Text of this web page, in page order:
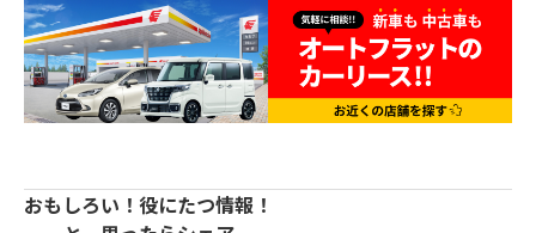
おもしろい！役にたつ情報！